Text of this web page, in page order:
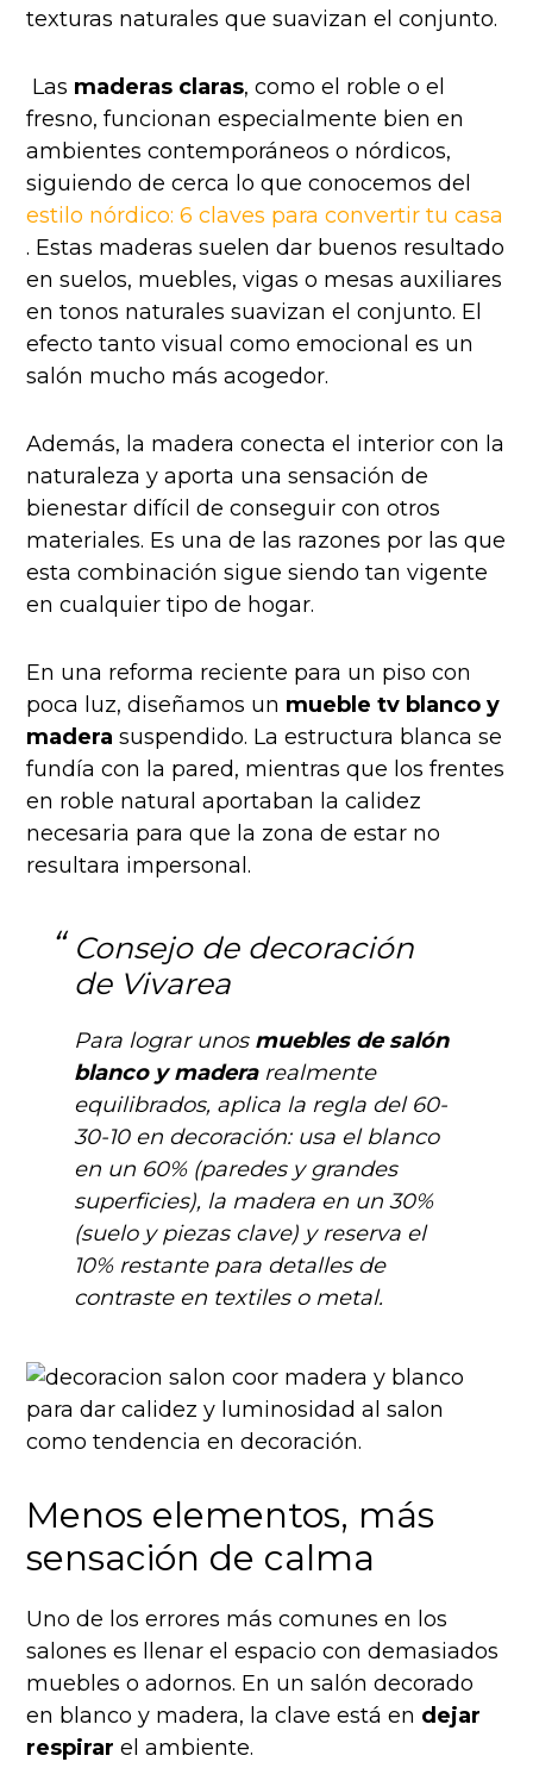
texturas naturales que suavizan el conjunto.
Las maderas claras, como el roble o el
fresno, funcionan especialmente bien en
ambientes contemporáneos o nórdicos,
siguiendo de cerca lo que conocemos del
estilo nórdico: 6 claves para convertir tu casa
. Estas maderas suelen dar buenos resultado
en suelos, muebles, vigas o mesas auxiliares
en tonos naturales suavizan el conjunto. El
efecto tanto visual como emocional es un
salón mucho más acogedor.
Además, la madera conecta el interior con la
naturaleza y aporta una sensación de
bienestar difícil de conseguir con otros
materiales. Es una de las razones por las que
esta combinación sigue siendo tan vigente
en cualquier tipo de hogar.
En una reforma reciente para un piso con
poca luz, diseñamos un mueble tv blanco y
madera suspendido. La estructura blanca se
fundía con la pared, mientras que los frentes
en roble natural aportaban la calidez
necesaria para que la zona de estar no
resultara impersonal.
Consejo de decoración
de Vivarea
Para lograr unos muebles de salón
blanco y maderarealmente
equilibrados, aplica la regla del 60-
30-10 en decoración: usa el blanco
en un 60% (paredes y grandes
superficies), la madera en un 30%
(suelo y piezas clave) y reserva el
10% restante para detalles de
contraste en textiles o metal.
Menos elementos, más
sensación de calma
Uno de los errores más comunes en los
salones es llenar el espacio con demasiados
muebles o adornos. En un salón decorado
en blanco y madera, la clave está en dejar
respirar el ambiente.